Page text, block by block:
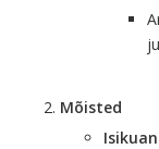
Mõisted